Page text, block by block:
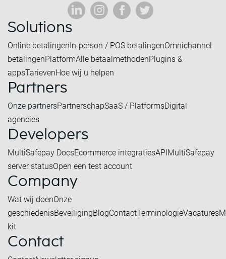
Solutions
Online betalingenIn-person / POS betalingenOmnichannel
betalingenPlatformAlle betaalmethodenPlugins &
appsTarievenHoe wij u helpen
Partners
Onze partnersPartnerschapSaaS / PlatformsDigital
agencies
Developers
MultiSafepay DocsEcommerce integratiesAPIMultiSafepay
server statusOpen een test account
Company
Wat wij doenOnze
geschiedenisBeveiligingBlogContactTerminologieVacatures
kit
Contact